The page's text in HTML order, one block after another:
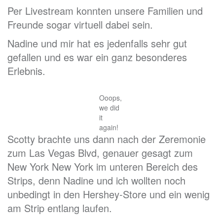
Per Livestream konnten unsere Familien und
Freunde sogar virtuell dabei sein.
Nadine und mir hat es jedenfalls sehr gut
gefallen und es war ein ganz besonderes
Erlebnis.
Ooops,
we did
it
again!
Scotty brachte uns dann nach der Zeremonie
zum Las Vegas Blvd, genauer gesagt zum
New York New York im unteren Bereich des
Strips, denn Nadine und ich wollten noch
unbedingt in den Hershey-Store und ein wenig
am Strip entlang laufen.